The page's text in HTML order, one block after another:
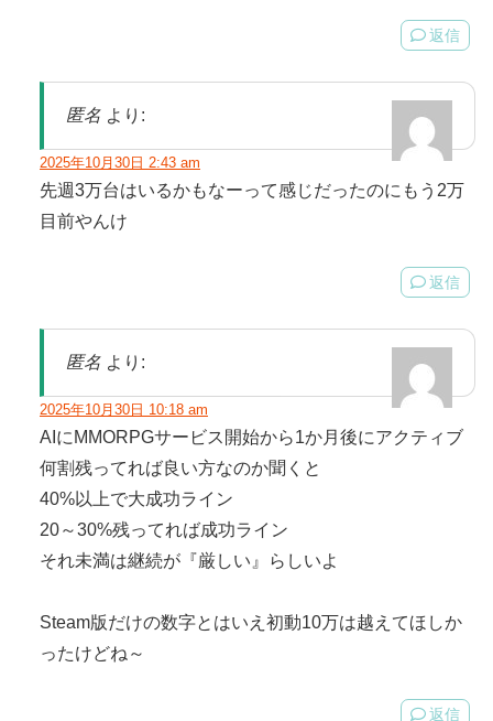
返信
匿名 より:
2025年10月30日 2:43 am
先週3万台はいるかもなーって感じだったのにもう2万
目前やんけ
返信
匿名 より:
2025年10月30日 10:18 am
AIにMMORPGサービス開始から1か月後にアクティブ
何割残ってれば良い方なのか聞くと
40%以上で大成功ライン
20～30%残ってれば成功ライン
それ未満は継続が『厳しい』らしいよ
Steam版だけの数字とはいえ初動10万は越えてほしか
ったけどね～
返信